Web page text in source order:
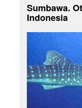
Sumbawa.
Indonesia